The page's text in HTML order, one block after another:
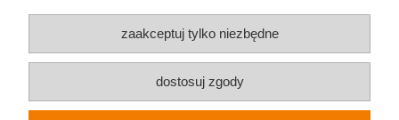
sklep@kapak.pl
zaakceptuj tylko niezbędne
dostosuj zgody